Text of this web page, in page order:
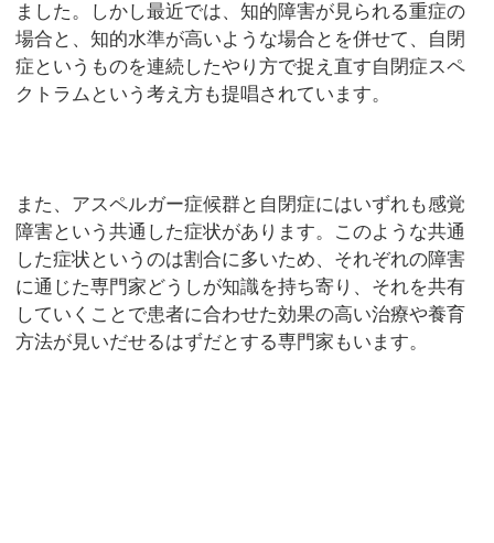
ました。しかし最近では、知的障害が見られる重症の
場合と、知的水準が高いような場合とを併せて、自閉
症というものを連続したやり方で捉え直す自閉症スペ
クトラムという考え方も提唱されています。
また、アスペルガー症候群と自閉症にはいずれも感覚
障害という共通した症状があります。このような共通
した症状というのは割合に多いため、それぞれの障害
に通じた専門家どうしが知識を持ち寄り、それを共有
していくことで患者に合わせた効果の高い治療や養育
方法が見いだせるはずだとする専門家もいます。